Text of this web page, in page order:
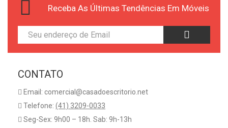
Receba As Últimas Tendências Em Móveis
CONTATO
Email: comercial@casadoescritorio.net
Telefone: (41) 3209-0033
Seg-Sex: 9h00 – 18h. Sab: 9h-13h